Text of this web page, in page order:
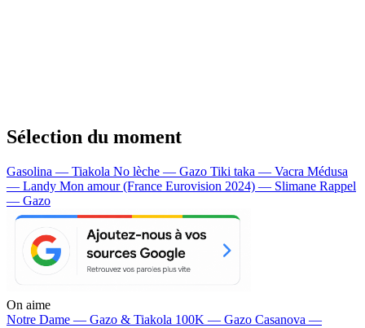
Sélection du moment
Gasolina — Tiakola No lèche — Gazo Tiki taka — Vacra Médusa
— Landy Mon amour (France Eurovision 2024) — Slimane Rappel
— Gazo
On aime
Notre Dame — Gazo & Tiakola 100K — Gazo Casanova —